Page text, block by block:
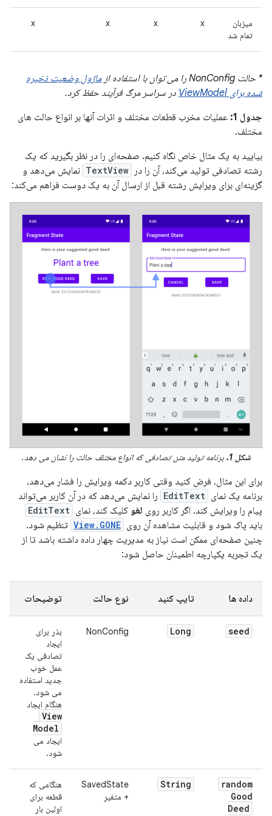
میزبان
تمام شد
x
x
x
x
* حالت NonConfig را می توان با استفاده از
ماژول وضعیت ذخیره
شده برای ViewModel
در سراسر مرگ فرآیند حفظ کرد.
جدول 1:
عملیات مخرب قطعات مختلف و اثرات آنها بر انواع حالت های
مختلف.
بیایید به یک مثال خاص نگاه کنیم. صفحه‌ای را در نظر بگیرید که یک
رشته تصادفی تولید می‌کند، آن را در
TextView نمایش می‌دهد و
گزینه‌ای برای ویرایش رشته قبل از ارسال آن به یک دوست فراهم می‌کند:
شکل 1. برنامه تولید متن تصادفی که انواع مختلف حالت را نشان می دهد.
برای این مثال، فرض کنید وقتی کاربر دکمه ویرایش را فشار می‌دهد،
برنامه یک نمای EditText را نمایش می‌دهد که در آن کاربر می‌تواند
پیام را ویرایش کند. اگر کاربر روی لغو کلیک کند، نمای EditText
باید پاک شود و قابلیت مشاهده آن روی View.GONE تنظیم شود.
چنین صفحه‌ای ممکن است نیاز به مدیریت چهار داده داشته باشد تا از
یک تجربه یکپارچه اطمینان حاصل شود:
داده ها تایپ کنید نوع حالت توضیحات
seed
Long
NonConfig
بذر برای
ایجاد
تصادفی یک
عمل خوب
جدید استفاده
می شود.
هنگام ایجاد
View
Model
ایجاد می
شود.
random
Good
Deed
String
SavedState
+ متغیر
هنگامی که
قطعه برای
اولین بار